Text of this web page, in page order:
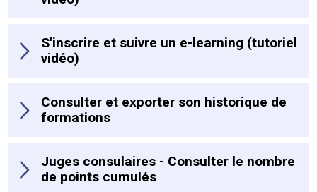
S'inscrire et suivre un e-learning (tutoriel
vidéo)
Consulter et exporter son historique de
formations
Juges consulaires - Consulter le nombre
de points cumulés